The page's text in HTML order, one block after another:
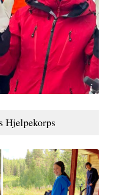
Røde Kors Hjelpekorps
Hjelpekorps